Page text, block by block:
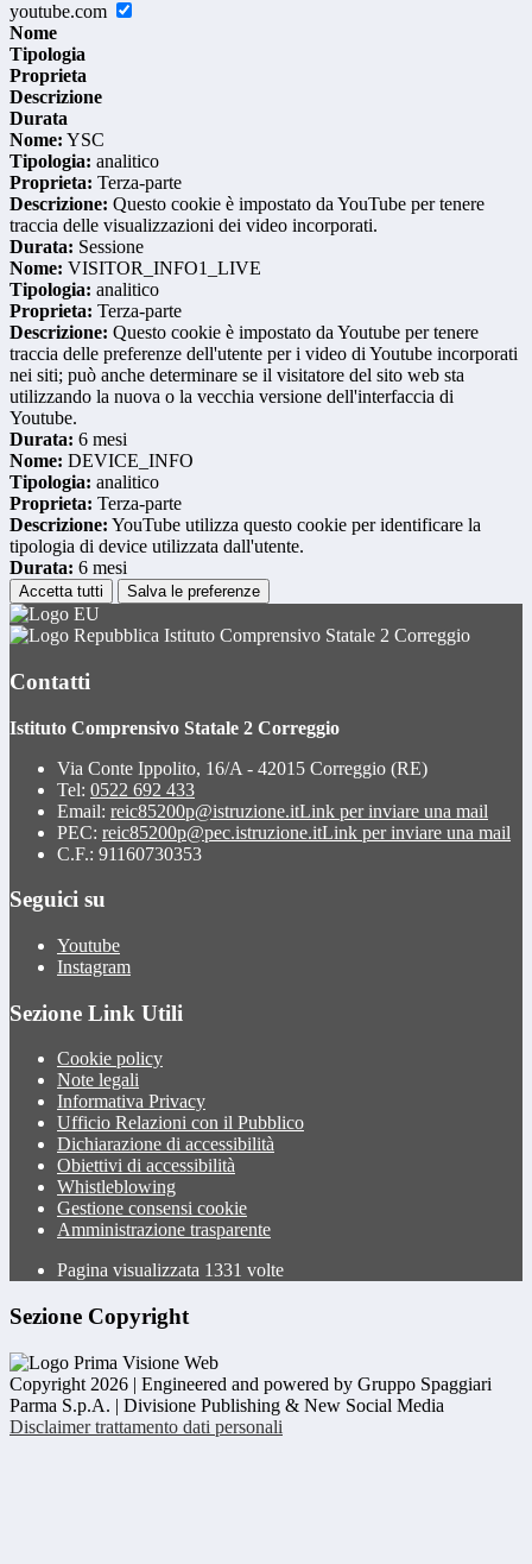
youtube.com
Nome
Tipologia
Proprieta
Descrizione
Durata
Nome: YSC
Tipologia: analitico
Proprieta: Terza-parte
Descrizione: Questo cookie è impostato da YouTube per tenere
traccia delle visualizzazioni dei video incorporati.
Durata: Sessione
Nome: VISITOR_INFO1_LIVE
Tipologia: analitico
Proprieta: Terza-parte
Descrizione: Questo cookie è impostato da Youtube per tenere
traccia delle preferenze dell'utente per i video di Youtube incorporati
nei siti; può anche determinare se il visitatore del sito web sta
utilizzando la nuova o la vecchia versione dell'interfaccia di
Youtube.
Durata: 6 mesi
Nome: DEVICE_INFO
Tipologia: analitico
Proprieta: Terza-parte
Descrizione: YouTube utilizza questo cookie per identificare la
tipologia di device utilizzata dall'utente.
Durata: 6 mesi
Accetta tutti Salva le preferenze
Istituto Comprensivo Statale 2 Correggio
Contatti
Istituto Comprensivo Statale 2 Correggio
Via Conte Ippolito, 16/A - 42015 Correggio (RE)
Tel: 0522 692 433
Email: reic85200p@istruzione.itLink per inviare una mail
PEC: reic85200p@pec.istruzione.itLink per inviare una mail
C.F.: 91160730353
Seguici su
Youtube
Instagram
Sezione Link Utili
Cookie policy
Note legali
Informativa Privacy
Ufficio Relazioni con il Pubblico
Dichiarazione di accessibilità
Obiettivi di accessibilità
Whistleblowing
Gestione consensi cookie
Amministrazione trasparente
Pagina visualizzata 1331 volte
Sezione Copyright
Copyright 2026 | Engineered and powered by Gruppo Spaggiari
Parma S.p.A. | Divisione Publishing & New Social Media
Disclaimer trattamento dati personali